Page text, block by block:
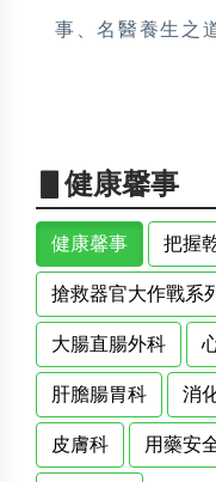
事、名醫養生之
▋健康馨事
健康馨事 把握
搶救器官大作戰系
大腸直腸外科
肝膽腸胃科 消
皮膚科 用藥安